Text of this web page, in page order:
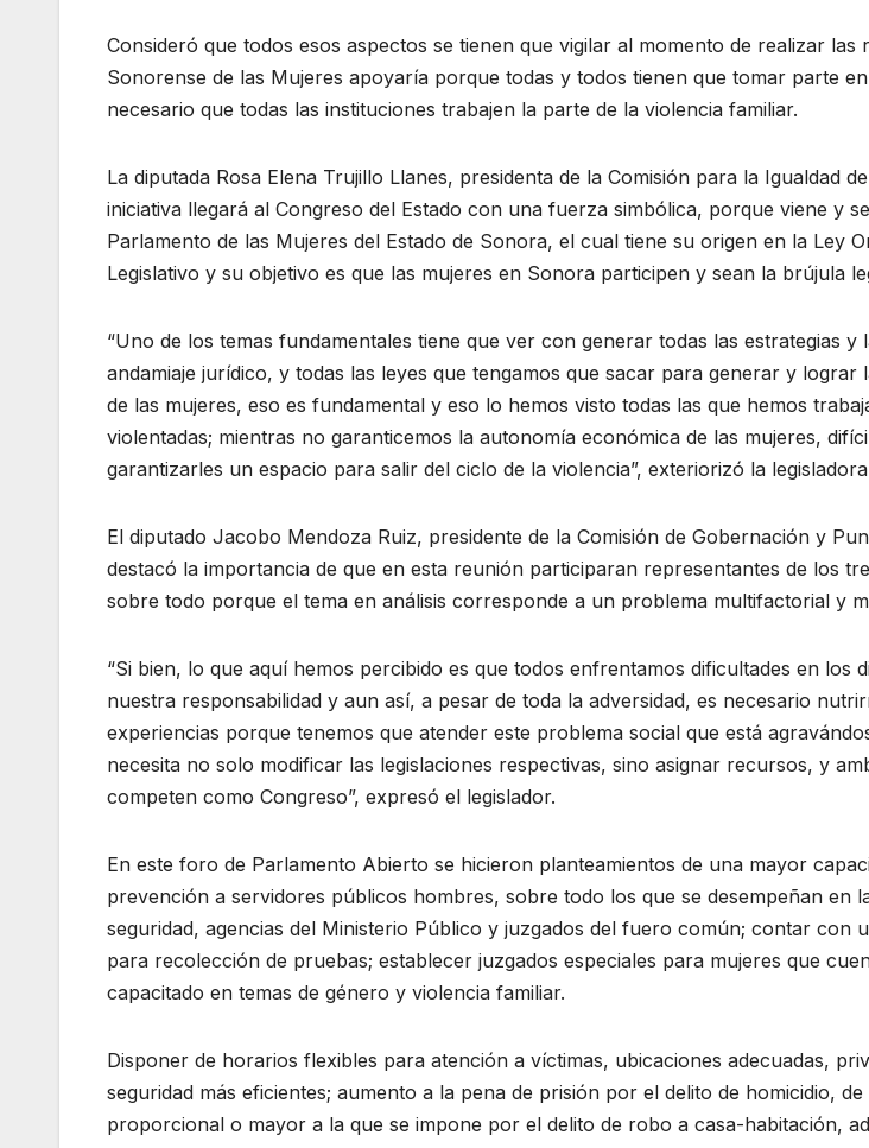
Consideró que todos esos aspectos se tienen que vigilar al momento de realizar las
Sonorense de las Mujeres apoyaría porque todas y todos tienen que tomar parte
necesario que todas las instituciones trabajen la parte de la violencia familiar.
La diputada Rosa Elena Trujillo Llanes, presidenta de la Comisión para la Igualdad
iniciativa llegará al Congreso del Estado con una fuerza simbólica, porque viene y
Parlamento de las Mujeres del Estado de Sonora, el cual tiene su origen en la Ley
Legislativo y su objetivo es que las mujeres en Sonora participen y sean la brújula
“Uno de los temas fundamentales tiene que ver con generar todas las estrategias
andamiaje jurídico, y todas las leyes que tengamos que sacar para generar y lograr
de las mujeres, eso es fundamental y eso lo hemos visto todas las que hemos
violentadas; mientras no garanticemos la autonomía económica de las mujeres,
garantizarles un espacio para salir del ciclo de la violencia”, exteriorizó la
El diputado Jacobo Mendoza Ruiz, presidente de la Comisión de Gobernación y
destacó la importancia de que en esta reunión participaran representantes de los
sobre todo porque el tema en análisis corresponde a un problema multifactorial y
“Si bien, lo que aquí hemos percibido es que todos enfrentamos dificultades en los
nuestra responsabilidad y aun así, a pesar de toda la adversidad, es necesario
experiencias porque tenemos que atender este problema social que está
necesita no solo modificar las legislaciones respectivas, sino asignar recursos, y
competen como Congreso”, expresó el legislador.
En este foro de Parlamento Abierto se hicieron planteamientos de una mayor
prevención a servidores públicos hombres, sobre todo los que se desempeñan en
seguridad, agencias del Ministerio Público y juzgados del fuero común; contar con
para recolección de pruebas; establecer juzgados especiales para mujeres que
capacitado en temas de género y violencia familiar.
Disponer de horarios flexibles para atención a víctimas, ubicaciones adecuadas,
seguridad más eficientes; aumento a la pena de prisión por el delito de homicidio,
proporcional o mayor a la que se impone por el delito de robo a casa-habitación,